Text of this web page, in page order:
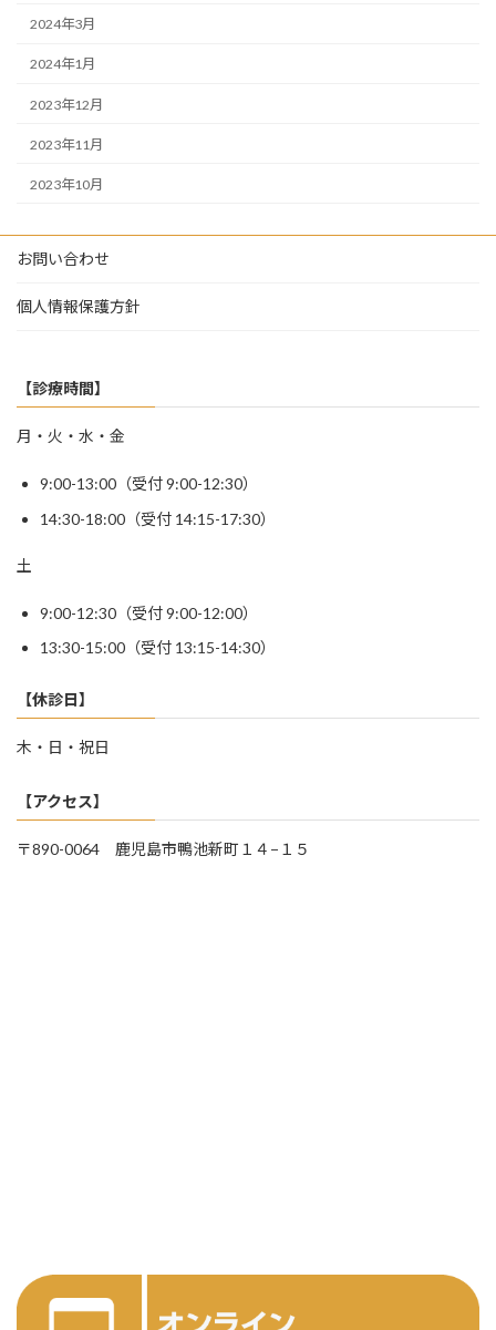
2024年3月
2024年1月
2023年12月
2023年11月
2023年10月
お問い合わせ
個人情報保護方針
【診療時間】
月・火・水・金
9:00-13:00（受付 9:00-12:30）
14:30-18:00（受付 14:15-17:30）
土
9:00-12:30（受付 9:00-12:00）
13:30-15:00（受付 13:15-14:30）
【休診日】
木・日・祝日
【アクセス】
〒890-0064 鹿児島市鴨池新町１４−１５